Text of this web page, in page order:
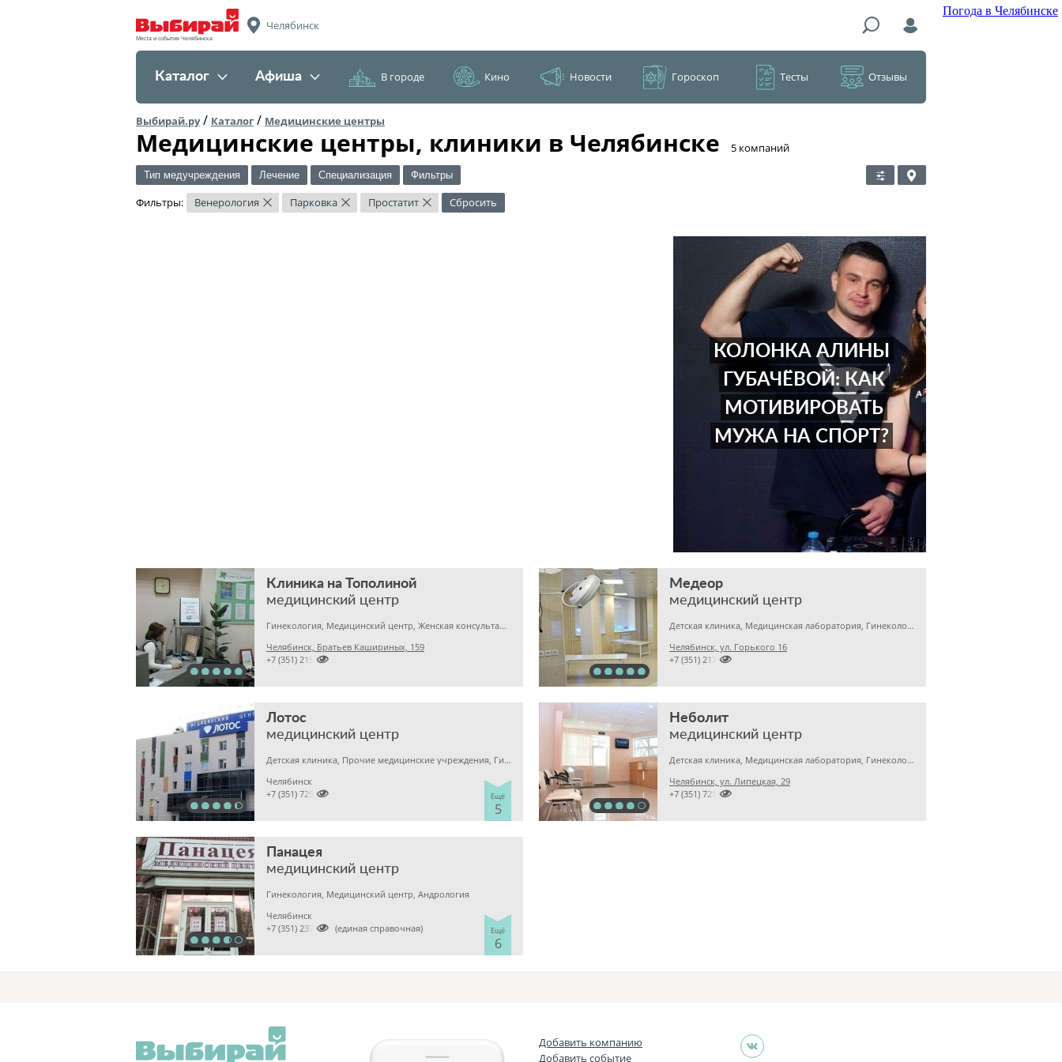
Погода в Челябинске
Места и события Челябинска
Челябинск
Каталог Афиша В городе Кино Новости Гороскоп Тесты Отзывы
Выбирай.ру/ Каталог / Медицинские центры
Медицинские центры, клиники в Челябинске ​5 компаний
Тип медучреждения Лечение Специализация Фильтры
Фильтры: Венерология × Парковка × Простатит × Сбросить
КОЛОНКА АЛИНЫ
ГУБАЧЁВОЙ: КАК
МОТИВИРОВАТЬ
МУЖА НА СПОРТ?
Клиника на Тополиной
медицинский центр
Гинекология, Медицинский центр, Женская консультация
Челябинск, Братьев Кашириных, 159

+7 (351) 2150573
Медеор
медицинский центр
Детская клиника, Медицинская лаборатория, Гинекология
Челябинск, ул. Горького 16

+7 (351) 2172376
Лотос
медицинский центр
Детская клиника, Прочие медицинские учреждения, Гинекология
Ещё
5
Челябинск

+7 (351) 7298929
Неболит
медицинский центр
Детская клиника, Медицинская лаборатория, Гинекология
Челябинск, ул. Липецкая, 29

+7 (351) 7212891
Панацея
медицинский центр
Гинекология, Медицинский центр, Андрология
Ещё
6
Челябинск

+7 (351) 2370682 (единая справочная)
Добавить компанию
Добавить событие